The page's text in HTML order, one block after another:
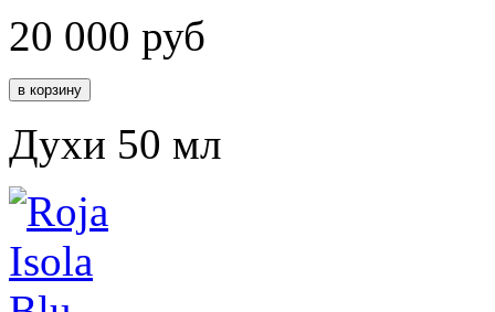
20 000 руб
Духи 50 мл